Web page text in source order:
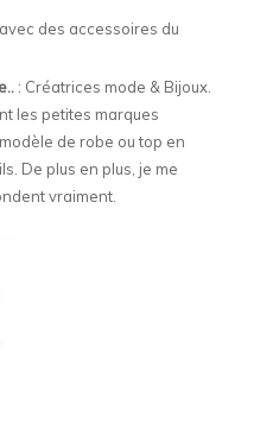
des accessoires du
: Créatrices mode & Bijoux.
les petites marques
de robe ou top en
De plus en plus, je me
vraiment.